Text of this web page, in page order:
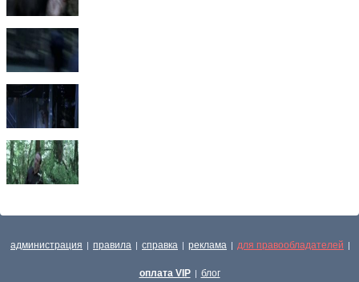
администрация | правила | справка | реклама | для правообладателей |
оплата VIP | блог